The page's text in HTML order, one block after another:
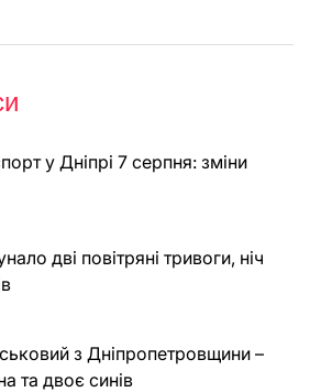
у Дніпрі 7 серпня: зміни
дві повітряні тривоги, ніч
з Дніпропетровщини –
та двоє синів